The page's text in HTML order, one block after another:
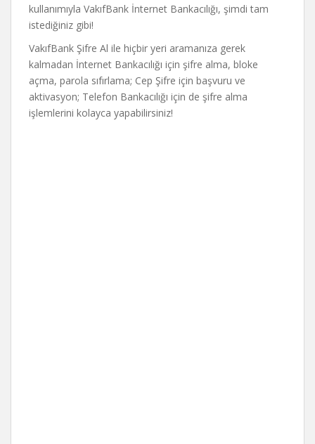
kullanımıyla VakıfBank İnternet Bankacılığı, şimdi tam
istediğiniz gibi!
VakıfBank Şifre Al ile hiçbir yeri aramanıza gerek
kalmadan İnternet Bankacılığı için şifre alma, bloke
açma, parola sıfırlama; Cep Şifre için başvuru ve
aktivasyon; Telefon Bankacılığı için de şifre alma
işlemlerini kolayca yapabilirsiniz!